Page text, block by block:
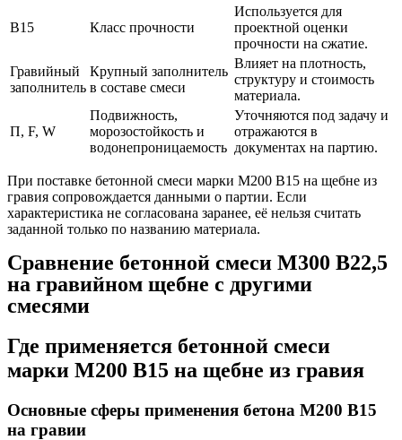
В15 Класс прочности
Используется для
проектной оценки
прочности на сжатие.
Гравийный
заполнитель
Крупный заполнитель
в составе смеси
Влияет на плотность,
структуру и стоимость
материала.
П, F, W
Подвижность,
морозостойкость и
водонепроницаемость
Уточняются под задачу и
отражаются в
документах на партию.
При поставке бетонной смеси марки М200 В15 на щебне из
гравия сопровождается данными о партии. Если
характеристика не согласована заранее, её нельзя считать
заданной только по названию материала.
Сравнение бетонной смеси М300 В22,5
на гравийном щебне с другими
смесями
Где применяется бетонной смеси
марки М200 В15 на щебне из гравия
Основные сферы применения бетона М200 В15
на гравии